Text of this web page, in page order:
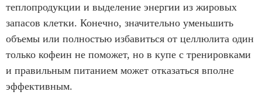
теплопродукции и выделение энергии из жировых
запасов клетки. Конечно, значительно уменьшить
объемы или полностью избавиться от целлюлита один
только кофеин не поможет, но в купе с тренировками
и правильным питанием может отказаться вполне
эффективным.